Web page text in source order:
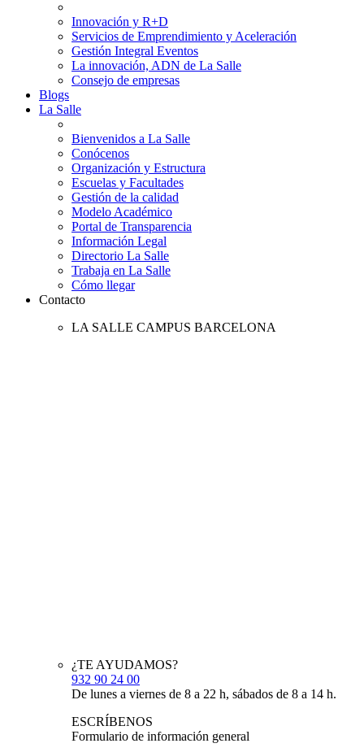
Innovación y R+D
Servicios de Emprendimiento y Aceleración
Gestión Integral Eventos
La innovación, ADN de La Salle
Consejo de empresas
Blogs
La Salle
Bienvenidos a La Salle
Conócenos
Organización y Estructura
Escuelas y Facultades
Gestión de la calidad
Modelo Académico
Portal de Transparencia
Información Legal
Directorio La Salle
Trabaja en La Salle
Cómo llegar
Contacto
LA SALLE CAMPUS BARCELONA
¿TE AYUDAMOS?
932 90 24 00
De lunes a viernes de 8 a 22 h, sábados de 8 a 14 h.
ESCRÍBENOS
Formulario de información general